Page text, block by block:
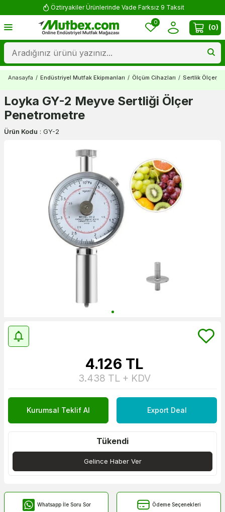
Öztiryakiler Ürünlerinde Vade Farksız 9 Taksit
0
(0)
Anasayfa / Endüstriyel Mutfak Ekipmanları / Ölçüm Cihazları / Sertlik Ölçer,
Loyka GY-2 Meyve Sertliği Ölçer
Penetrometre
Ürün Kodu : GY-2
4.126 TL
3.438 TL + KDV
Kurumsal Teklif Al Export Deal
Tükendi
Gelince Haber Ver
Whatsapp İle Soru Sor Ödeme Seçenekleri